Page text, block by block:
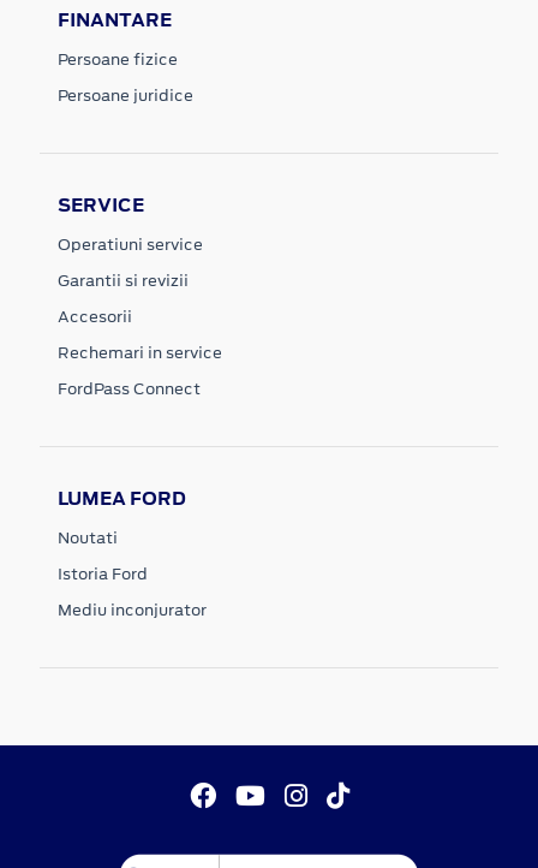
FINANTARE
Persoane fizice
Persoane juridice
SERVICE
Operatiuni service
Garantii si revizii
Accesorii
Rechemari in service
FordPass Connect
LUMEA FORD
Noutati
Istoria Ford
Mediu inconjurator